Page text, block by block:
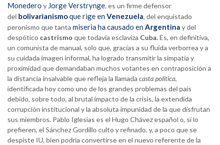
Monedero y Jorge Verstrynge, es un firme defensor
del bolivarianismoque rige en Venezuela, del enquistado
peronismo que tanta miseria ha causado en Argentina y del
despótico castrismo que todavía esclaviza Cuba.Es, en definitiva,
un comunista de manual, solo que, gracias a su fluida verborrea y a
su cuidada imagen informal, ha logrado transmitir la simpatía y
proximidad que demandaban muchos votantes en contraposición a
la distancia insalvable que refleja la llamada casta política,
identificada hoy como uno de los grandes problemas del país
debido, sobre todo, al brutal impacto de la crisis, la extendida
corrupción institucional y la absoluta impunidad de la que disfrutan
sus miembros. Pablo Iglesias es el Hugo Chávez español o, si lo
prefieren, el Sánchez Gordillo culto y refinado, y, a poco que se
despiste IU, bien podría convertirse en el nuevo referente de la